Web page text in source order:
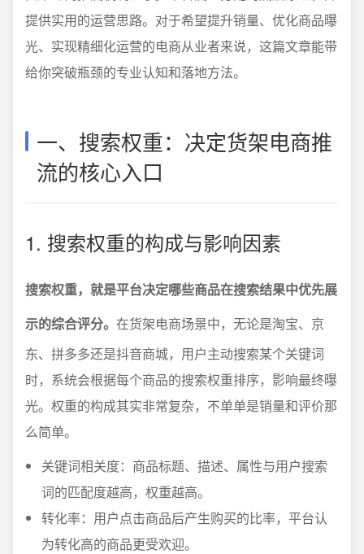
提供实用的运营思路。对于希望提升销量、优化商品曝
光、实现精细化运营的电商从业者来说，这篇文章能带
给你突破瓶颈的专业认知和落地方法。
一、搜索权重：决定货架电商推
流的核心入口
1. 搜索权重的构成与影响因素
搜索权重，就是平台决定哪些商品在搜索结果中优先展
示的综合评分。 在货架电商场景中，无论是淘宝、京
东、拼多多还是抖音商城，用户主动搜索某个关键词
时，系统会根据每个商品的搜索权重排序，影响最终曝
光。权重的构成其实非常复杂，不单单是销量和评价那
么简单。
关键词相关度：商品标题、描述、属性与用户搜索
词的匹配度越高，权重越高。
转化率：用户点击商品后产生购买的比率，平台认
为转化高的商品更受欢迎。